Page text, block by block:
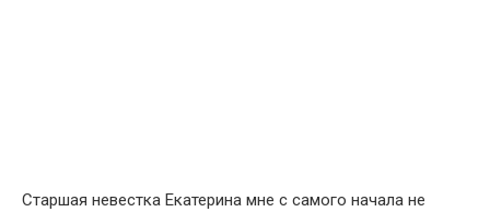
Старшая невестка Екатерина мне с самого начала не